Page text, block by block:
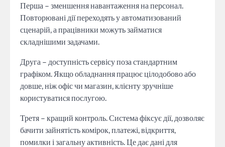
Перша – зменшення навантаження на персонал.
Повторювані дії переходять у автоматизований
сценарій, а працівники можуть займатися
складнішими задачами.
Друга – доступність сервісу поза стандартним
графіком. Якщо обладнання працює цілодобово або
довше, ніж офіс чи магазин, клієнту зручніше
користуватися послугою.
Третя – кращий контроль. Система фіксує дії, дозволяє
бачити зайнятість комірок, платежі, відкриття,
помилки і загальну активність. Це дає дані для